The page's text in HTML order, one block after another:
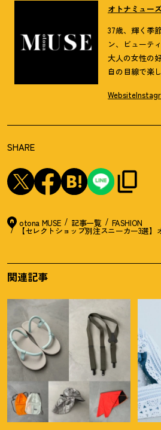
オトナミュー
37歳、輝く季
ン、ビューテ
大人の女性の
自の目線で楽
Website
SHARE
otona MUSE 記事一覧 FASHION
【セレクトショップ別注スニーカー3選
関連記事